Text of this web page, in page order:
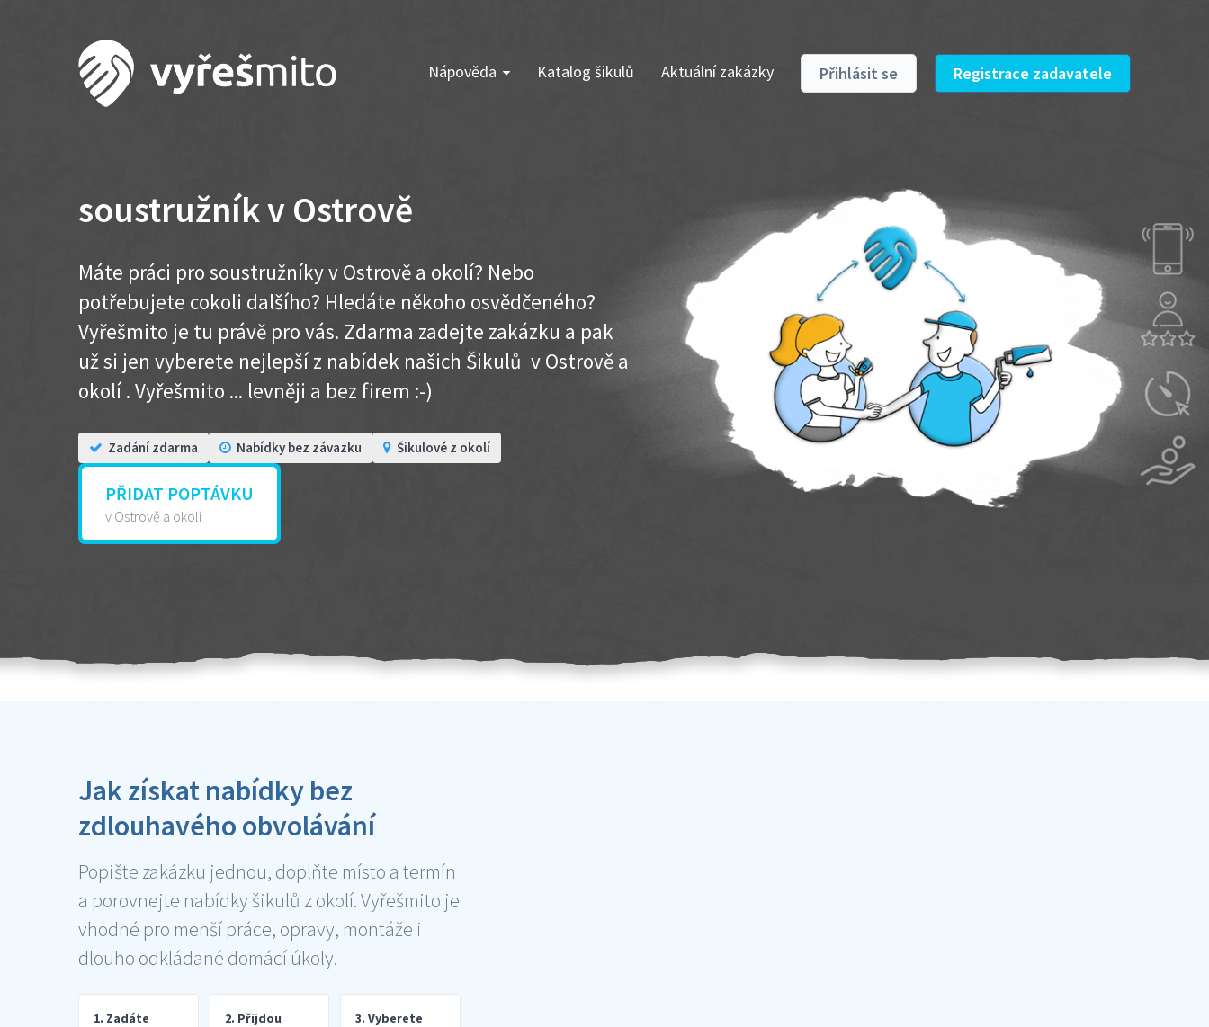
Nápověda Katalog šikulů Aktuální zakázky Přihlásit se Registrace zadavatele
soustružník v Ostrově
Máte práci pro soustružníky v Ostrově a okolí? Nebo
potřebujete cokoli dalšího? Hledáte někoho osvědčeného?
Vyřešmito je tu právě pro vás. Zdarma zadejte zakázku a pak
už si jen vyberete nejlepší z nabídek našich Šikulů v Ostrově a
okolí . Vyřešmito ... levněji a bez firem :-)
Zadání zdarma Nabídky bez závazku Šikulové z okolí
PŘIDAT POPTÁVKU
v Ostrově a okolí
Jak získat nabídky bez
zdlouhavého obvolávání
Popište zakázku jednou, doplňte místo a termín
a porovnejte nabídky šikulů z okolí. Vyřešmito je
vhodné pro menší práce, opravy, montáže i
dlouho odkládané domácí úkoly.
1. Zadáte
2. Přijdou
3. Vyberete